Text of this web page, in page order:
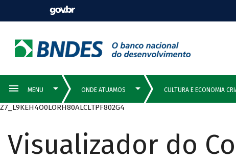
Z7_L9KEH4O0LORH80ALCLTPF802G4
Visualizador do